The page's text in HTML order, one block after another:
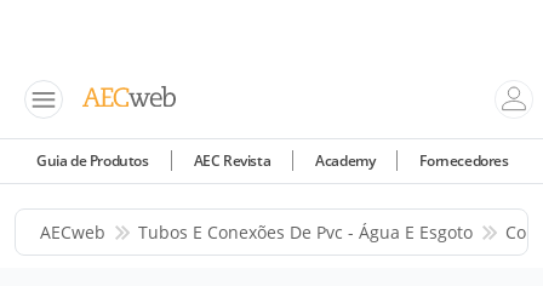
Guia de Produtos AEC Revista Academy Fornecedores
AECweb Tubos E Conexões De Pvc - Água E Esgoto